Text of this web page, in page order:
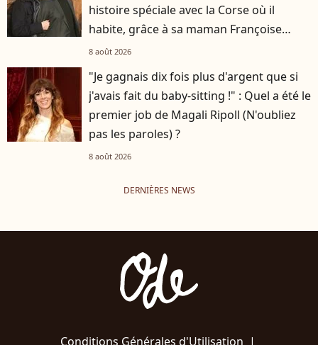
histoire spéciale avec la Corse où il
habite, grâce à sa maman Françoise
Hardy
8 août 2026
"Je gagnais dix fois plus d'argent que si
j'avais fait du baby-sitting !" : Quel a été le
premier job de Magali Ripoll (N'oubliez
pas les paroles) ?
8 août 2026
DERNIÈRES NEWS
Conditions Générales d'Utilisation |